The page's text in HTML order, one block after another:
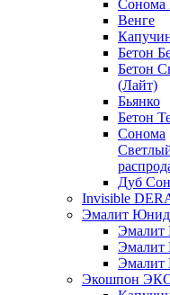
Сонома
Венге
Бетон
Бетон
(Лайт)
Бьянко
Бетон
Сонома
Дуб
Invisible
Эмалит
Эмалит
Эмалит
Эмалит
Экошпон